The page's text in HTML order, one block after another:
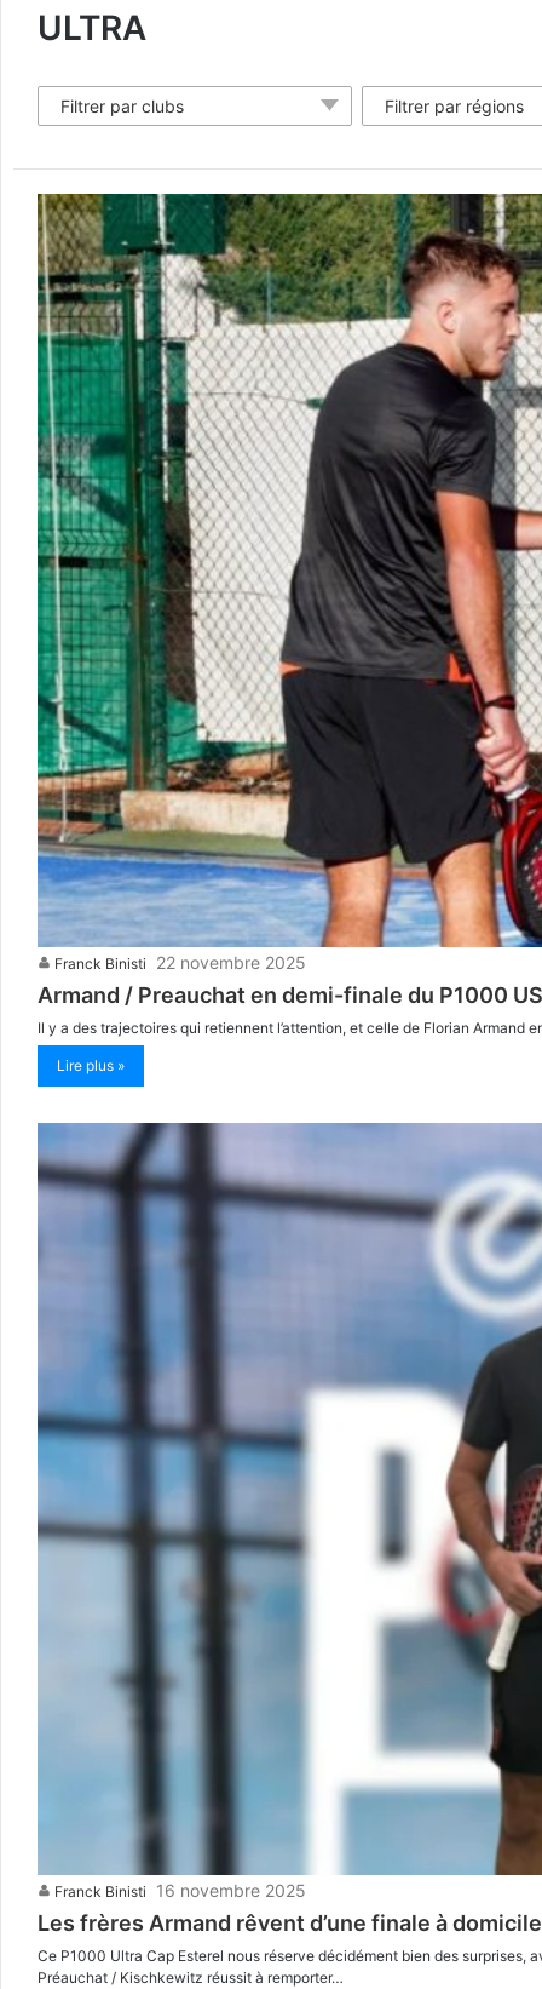
ULTRA
Filtrer par clubs Filtrer par régions
Franck Binisti 22 novembre 2025
Armand / Preauchat en demi-finale du P1000
Il y a des trajectoires qui retiennent l’attention, et celle de Florian Armand
Lire plus »
Franck Binisti 16 novembre 2025
Les frères Armand rêvent d’une finale à
Ce P1000 Ultra Cap Esterel nous réserve décidément bien des
Préauchat / Kischkewitz réussit à remporter…